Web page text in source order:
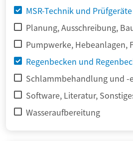
MSR-Technik und Prüfgeräte
Planung, Ausschreibung,
Pumpwerke, Hebeanlagen,
Regenbecken und
Schlammbehandlung und -
Software, Literatur,
Wasseraufbereitung